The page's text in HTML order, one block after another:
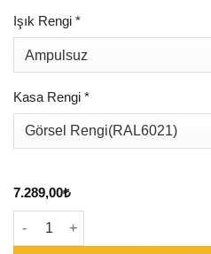
Işık Rengi *
Kasa Rengi *
7.289,00₺
VR1036 – Vault Metal Sarkit adet